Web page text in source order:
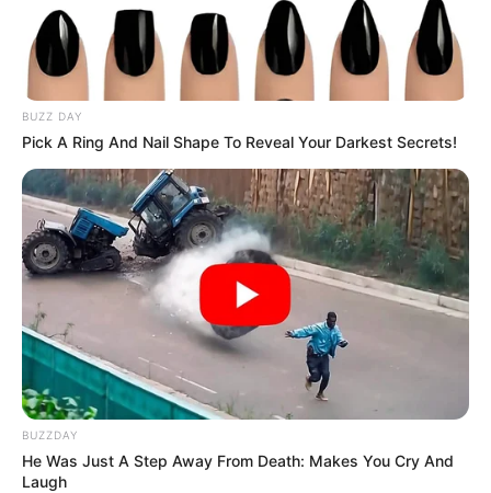
BUZZ DAY
Pick A Ring And Nail Shape To Reveal Your Darkest Secrets!
BUZZDAY
He Was Just A Step Away From Death: Makes You Cry And
Laugh